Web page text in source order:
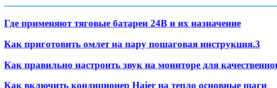
Где применяют тяговые батареи 24В и их назначение
Как приготовить омлет на пару пошаговая инструкция.3
Как правильно настроить звук на мониторе для
Как включить кондиционер Haier на тепло основные шаги